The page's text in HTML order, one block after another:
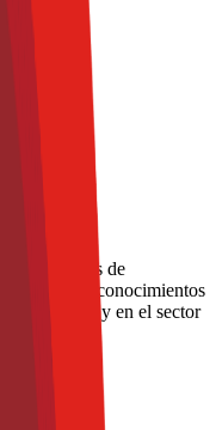
en medios de
sus conocimientos
y bebidas, y en el sector